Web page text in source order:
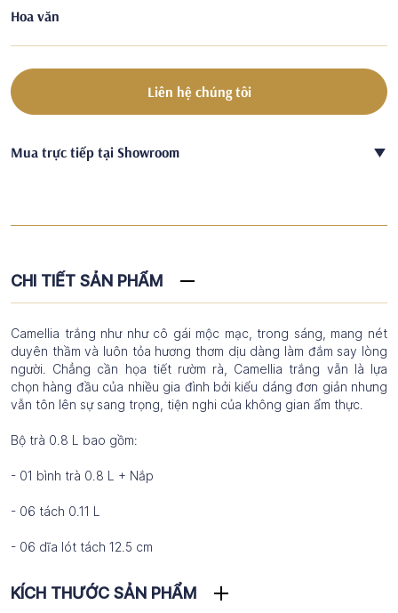
Hoa văn
Liên hệ chúng tôi
Mua trực tiếp tại Showroom
CHI TIẾT SẢN PHẨM
Camellia trắng như như cô gái mộc mạc, trong sáng, mang nét
duyên thầm và luôn tỏa hương thơm dịu dàng làm đắm say lòng
người. Chẳng cần họa tiết rườm rà, Camellia trắng vẫn là lựa
chọn hàng đầu của nhiều gia đình bởi kiểu dáng đơn giản nhưng
vẫn tôn lên sự sang trọng, tiện nghi của không gian ẩm thực.
Bộ trà 0.8 L bao gồm:
- 01 bình trà 0.8 L + Nắp
- 06 tách 0.11 L
- 06 dĩa lót tách 12.5 cm
KÍCH THƯỚC SẢN PHẨM